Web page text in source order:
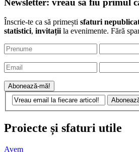
Proiecte și sfaturi utile
Avem